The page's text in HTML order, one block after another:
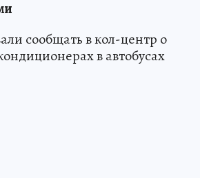
сообщать в кол-центр о
в автобусах